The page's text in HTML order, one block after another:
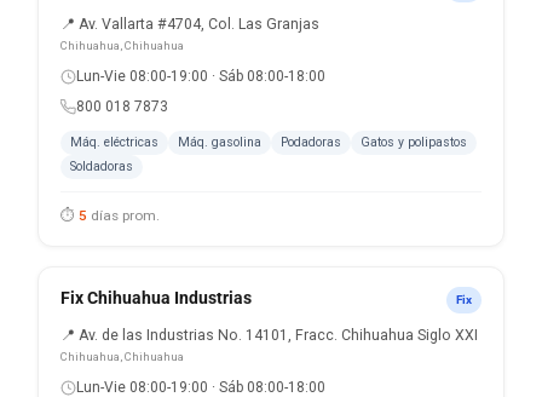
📍 Av. Vallarta #4704, Col. Las Granjas
Chihuahua, Chihuahua
Lun-Vie 08:00-19:00 · Sáb 08:00-18:00
800 018 7873
Máq. eléctricas Máq. gasolina Podadoras
Gatos y polipastos
Soldadoras
⏱ 5 días prom.
Fix Chihuahua Industrias Fix
📍 Av. de las Industrias No. 14101, Fracc. Chihuahua Siglo XXI
Chihuahua, Chihuahua
Lun-Vie 08:00-19:00 · Sáb 08:00-18:00